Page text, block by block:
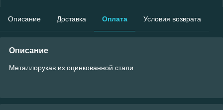
Описание Доставка Оплата Условия возврата
Описание
Металлорукав из оцинкованной стали